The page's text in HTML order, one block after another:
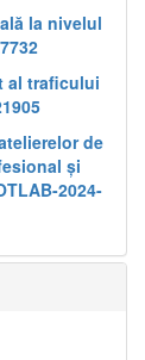
la nivelul
al traficului
de
și
2024-